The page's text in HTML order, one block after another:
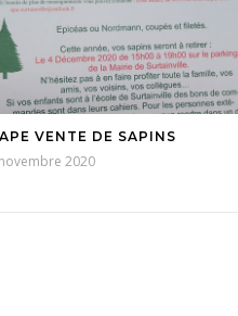
VENTE DE SAPINS
2020